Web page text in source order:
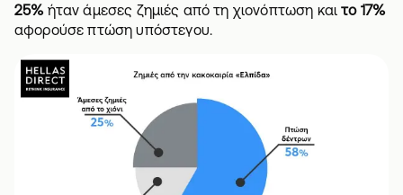
25%ήταν άμεσες ζημιές από τη χιονόπτωση καιτο 17%
αφορούσε πτώση υπόστεγου.